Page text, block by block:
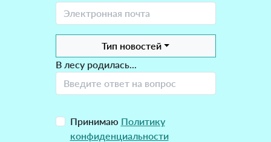
Тип новостей
В лесу родилась...
Принимаю Политику
конфиденциальности